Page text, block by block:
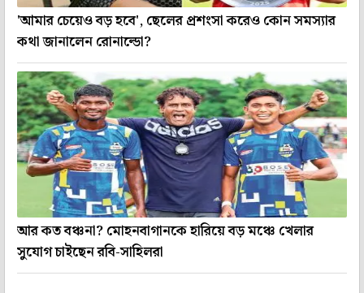
'আমার চেয়েও বড় হবে', ছেলের প্রশংসা করেও কোন সমস্যার
কথা জানালেন রোনাল্ডো?
আর কত বঞ্চনা? মোহনবাগানকে হারিয়ে বড় মঞ্চে খেলার
সুযোগ চাইছেন রবি-সাহিলরা